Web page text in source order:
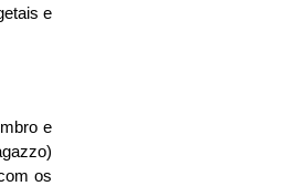
e
e
os